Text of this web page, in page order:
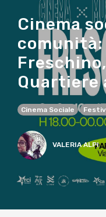
Cinema
Quartiere
Cinema Sociale
VALERIA